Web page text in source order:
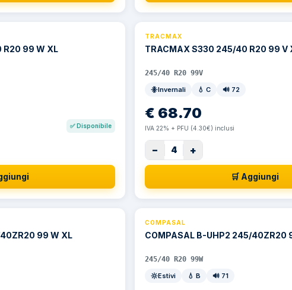
R20 99 W XL
✅Disponibile
TRACMAX
TRACMAX S330 245/40 R20 99 V
245/40 R20 99V
Invernali
💧C 🔊 72
€ 68.70
IVA 22% + PFU (4.30€) inclusi
− 4 +
🛒 Aggiungi
99 W XL
COMPASAL
COMPASAL B-UHP2 245/40ZR20
245/40 R20 99W
Estivi
💧B 🔊 71